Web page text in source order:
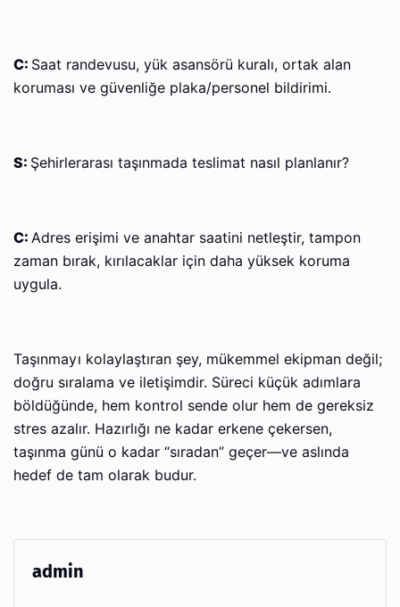
C: Saat randevusu, yük asansörü kuralı, ortak alan
koruması ve güvenliğe plaka/personel bildirimi.
S: Şehirlerarası taşınmada teslimat nasıl planlanır?
C: Adres erişimi ve anahtar saatini netleştir, tampon
zaman bırak, kırılacaklar için daha yüksek koruma
uygula.
Taşınmayı kolaylaştıran şey, mükemmel ekipman değil;
doğru sıralama ve iletişimdir. Süreci küçük adımlara
böldüğünde, hem kontrol sende olur hem de gereksiz
stres azalır. Hazırlığı ne kadar erkene çekersen,
taşınma günü o kadar “sıradan” geçer—ve aslında
hedef de tam olarak budur.
admin